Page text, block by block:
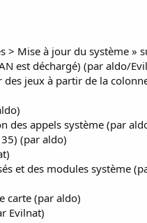
> Mise à jour du système »
est déchargé) (par aldo/
jeux à partir de la
des appels système (par
(par aldo)
et des modules système
carte (par aldo)
Evilnat)